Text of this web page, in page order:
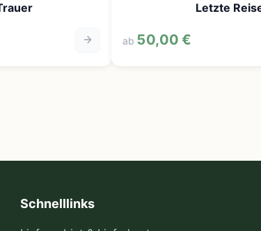
Letzte Reise
ab 50,00 €
Schnelllinks